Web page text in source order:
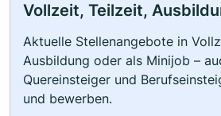
Vollzeit, Teilzeit,
Aktuelle Stellenangebote in
Ausbildung oder als Minijob –
Quereinsteiger und
und bewerben.